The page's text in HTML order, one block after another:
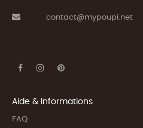
contact@mypoupi.net
Aide & Informations
FAQ